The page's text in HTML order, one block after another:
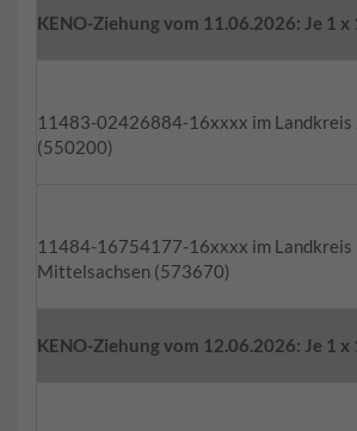
KENO-Ziehung vom 11.06.2026: Je 1 x
11483-02426884-16xxxx im Landkreis
(550200)
11484-16754177-16xxxx im Landkreis
Mittelsachsen (573670)
KENO-Ziehung vom 12.06.2026: Je 1 x